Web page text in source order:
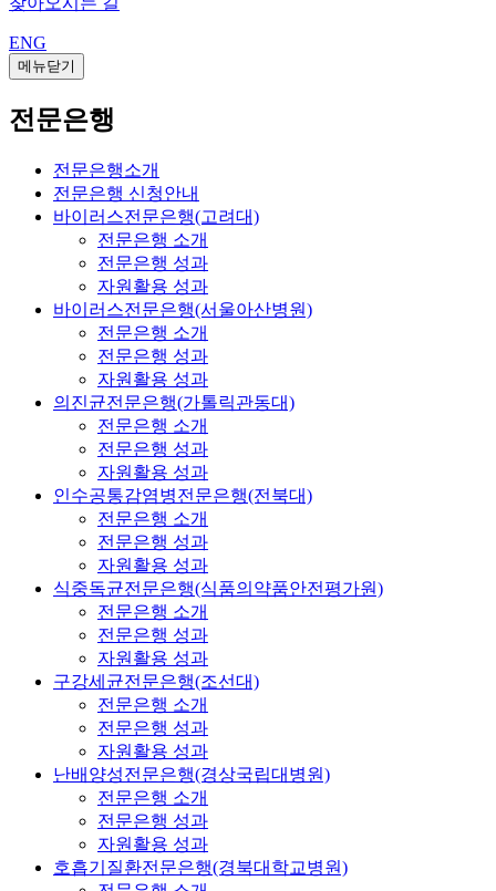
ENG
메뉴닫기
전문은행
전문은행소개
전문은행 신청안내
바이러스전문은행(고려대)
전문은행 소개
전문은행 성과
자원활용 성과
바이러스전문은행(서울아산병원)
전문은행 소개
전문은행 성과
자원활용 성과
의진균전문은행(가톨릭관동대)
전문은행 소개
전문은행 성과
자원활용 성과
인수공통감염병전문은행(전북대)
전문은행 소개
전문은행 성과
자원활용 성과
식중독균전문은행(식품의약품안전평가원)
전문은행 소개
전문은행 성과
자원활용 성과
구강세균전문은행(조선대)
전문은행 소개
전문은행 성과
자원활용 성과
난배양성전문은행(경상국립대병원)
전문은행 소개
전문은행 성과
자원활용 성과
호흡기질환전문은행(경북대학교병원)